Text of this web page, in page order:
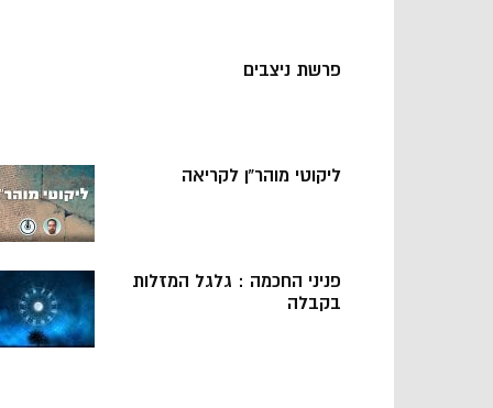
פרשת ניצבים
ליקוטי מוהר”ן לקריאה
פניני החכמה : גלגל המזלות
בקבלה